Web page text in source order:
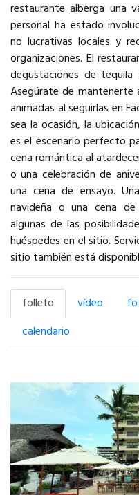
restaurante alberga una
personal ha estado
no lucrativas locales y
organizaciones. El
degustaciones de
Asegúrate de
animadas al seguirlas en
sea la ocasión, la
es el escenario perfecto
cena romántica al
o una celebración de
una cena de ensayo.
navideña o una cena
algunas de las
huéspedes en el sitio.
sitio también está
folleto vídeo
calendario